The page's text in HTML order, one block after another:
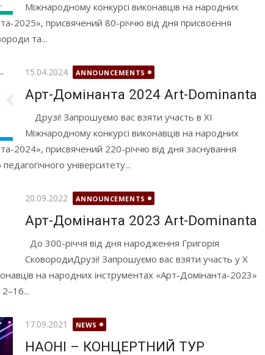
Міжнародному конкурсі виконавців на народних
2025», присвячений 80-річчю від дня присвоєння
та...
Оприлюднено
15.04.2024 ANNOUNCEMENTS
Арт-Домінанта 2024 Art-Dominanta
Друзі! Запрошуємо вас взяти участь в XІ
Міжнародному конкурсі виконавців на народних
2024», присвячений 220-річчю від дня заснування
університету...
Оприлюднено
20.09.2022 ANNOUNCEMENTS
Арт-Домінанта 2023 Art-Dominanta
До 300-річчя від дня народження Григорія
СковородиДрузі! Запрошуємо вас взяти участь у X
на народних інструментах «Арт-Домінанта-2023»
Оприлюднено
17.09.2021 NEWS
НАОНІ – КОНЦЕРТНИЙ ТУР